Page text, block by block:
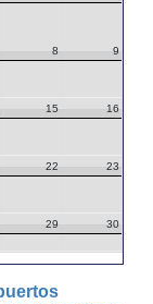
8 9
15 16
22 23
29 30